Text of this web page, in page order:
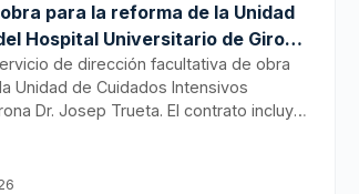
para la reforma de la Unidad
Hospital Universitario de Girona
de dirección facultativa de obra
Unidad de Cuidados Intensivos
Dr. Josep Trueta. El contrato incluye
pediátricos. La licitación es
Àmbit Girona, con un presupuesto